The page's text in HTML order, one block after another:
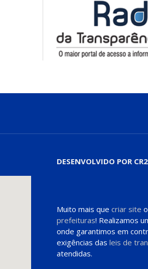
DESENVOLVIDO POR CR2
Muito mais que criar site
prefeituras! Realizamos
onde garantimos em
exigências das leis de
atendidas.